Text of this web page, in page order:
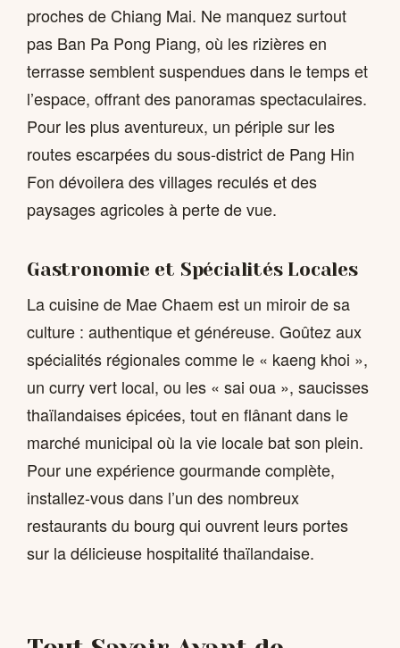
proches de Chiang Mai. Ne manquez surtout
pas Ban Pa Pong Piang, où les rizières en
terrasse semblent suspendues dans le temps et
l’espace, offrant des panoramas spectaculaires.
Pour les plus aventureux, un périple sur les
routes escarpées du sous-district de Pang Hin
Fon dévoilera des villages reculés et des
paysages agricoles à perte de vue.
Gastronomie et Spécialités Locales
La cuisine de Mae Chaem est un miroir de sa
culture : authentique et généreuse. Goûtez aux
spécialités régionales comme le « kaeng khoi »,
un curry vert local, ou les « sai oua », saucisses
thaïlandaises épicées, tout en flânant dans le
marché municipal où la vie locale bat son plein.
Pour une expérience gourmande complète,
installez-vous dans l’un des nombreux
restaurants du bourg qui ouvrent leurs portes
sur la délicieuse hospitalité thaïlandaise.